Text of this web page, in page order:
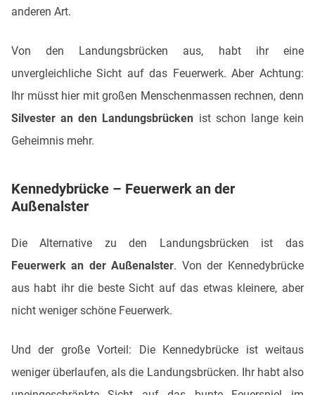
anderen Art.
Von den Landungsbrücken aus, habt ihr eine
unvergleichliche Sicht auf das Feuerwerk. Aber Achtung:
Ihr müsst hier mit großen Menschenmassen rechnen, denn
Silvester an den Landungsbrücken ist schon lange kein
Geheimnis mehr.
Kennedybrücke – Feuerwerk an der
Außenalster
Die Alternative zu den Landungsbrücken ist das
Feuerwerk an der Außenalster. Von der Kennedybrücke
aus habt ihr die beste Sicht auf das etwas kleinere, aber
nicht weniger schöne Feuerwerk.
Und der große Vorteil: Die Kennedybrücke ist weitaus
weniger überlaufen, als die Landungsbrücken. Ihr habt also